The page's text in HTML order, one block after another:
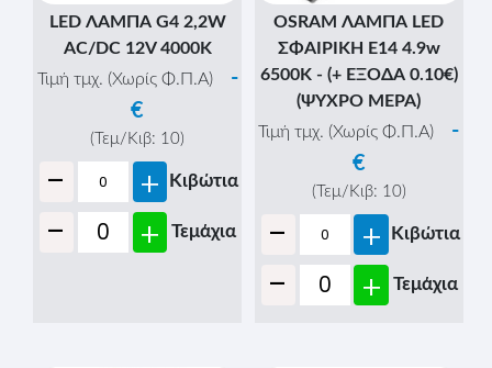
LED ΛΑΜΠΑ G4 2,2W
AC/DC 12V 4000K
Τιμή τμχ. (Χωρίς Φ.Π.Α)
-
€
(Τεμ/Κιβ: 10)
- + Κιβώτια
- + Τεμάχια
OSRAM ΛΑΜΠΑ LED
ΣΦΑΙΡΙΚΗ Ε14 4.9w
6500K - (+ ΕΞΟΔΑ 0.10€)
(ΨΥΧΡΟ ΜΕΡΑ)
Τιμή τμχ. (Χωρίς Φ.Π.Α)
-
€
(Τεμ/Κιβ: 10)
- + Κιβώτια
- + Τεμάχια